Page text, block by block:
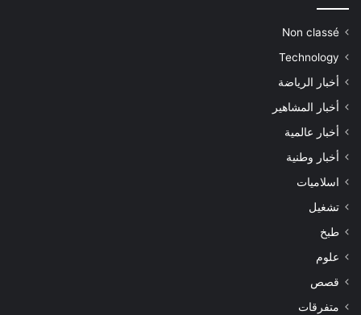
Non classé
Technology
أخبار الرياضة
أخبار المشاهير
أخبار عالمية
أخبار وطنية
اسلاميات
تشغيل
طبخ
علوم
قصص
متفرقات